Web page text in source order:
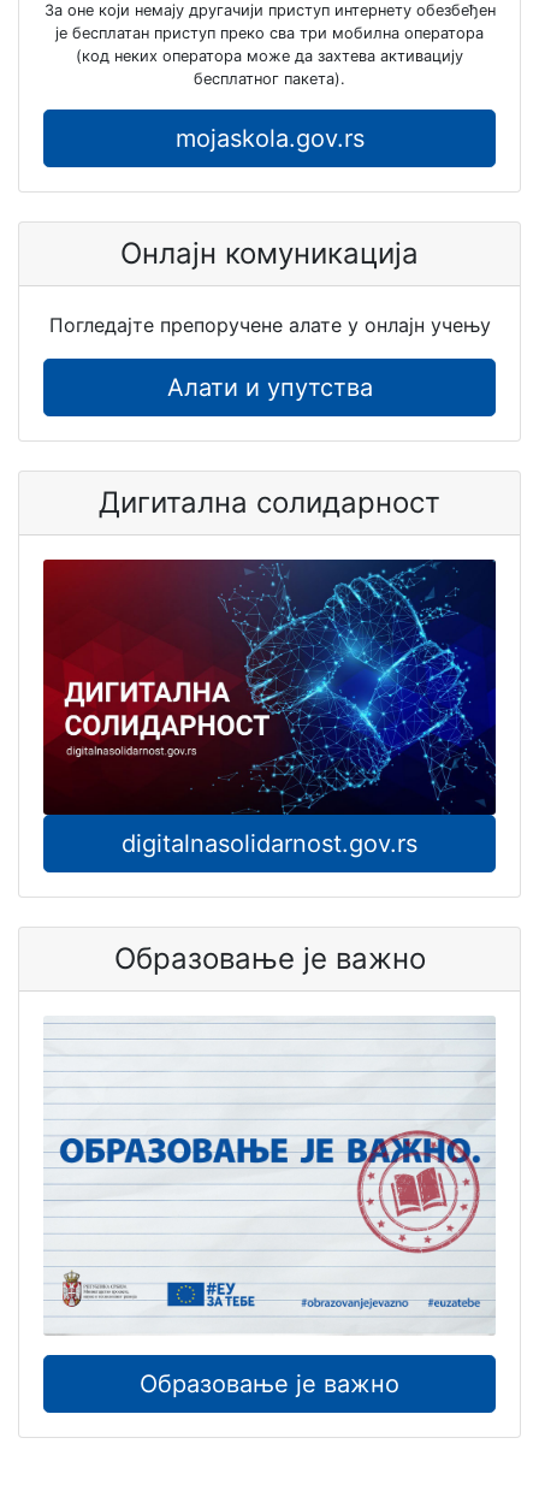
За оне који немају другачији приступ интернету обезбеђен
је бесплатан приступ преко сва три мобилна оператора
(код неких оператора може да захтева активацију
бесплатног пакета).
mojaskola.gov.rs
Онлајн комуникација
Погледајте препоручене алате у онлајн учењу
Алати и упутства
Дигитална солидарност
digitalnasolidarnost.gov.rs
Образовање је важно
Образовање је важно